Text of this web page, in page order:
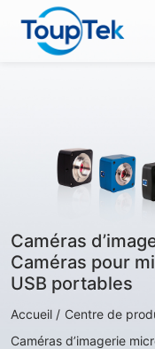
Caméras
Caméras pour
USB portables
Accueil / Centre de
Caméras d’imagerie